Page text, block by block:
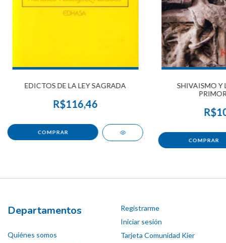
EDICTOS DE LA LEY SAGRADA
R$116,46
SHIVAISMO Y
Departamentos
Quiénes somos
Registrarme
Iniciar sesión
Tarjeta Comunidad Kier